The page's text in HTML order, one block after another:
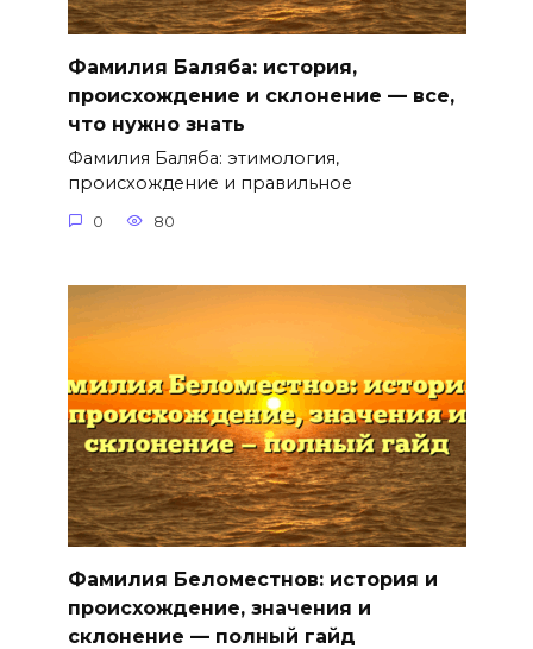
Фамилия Баляба: история,
происхождение и склонение — все,
что нужно знать
Фамилия Баляба: этимология,
происхождение и правильное
0 80
Фамилия Беломестнов: история и
происхождение, значения и
склонение — полный гайд